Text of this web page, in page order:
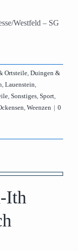
Westfeld – SG
Ortsteile Duingen &
Lauenstein
Sonstiges Sport
Weenzen | 0
Ith